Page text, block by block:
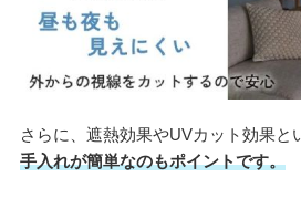
さらに、遮熱効果やUVカット効果と
手入れが簡単なのもポイントです。